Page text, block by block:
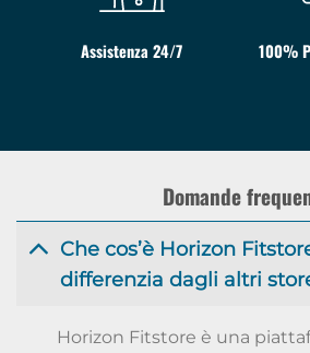
Assistenza 24/7 100%
Domande
Che cos’è Horizon
differenzia dagli altri
Horizon Fitstore è una